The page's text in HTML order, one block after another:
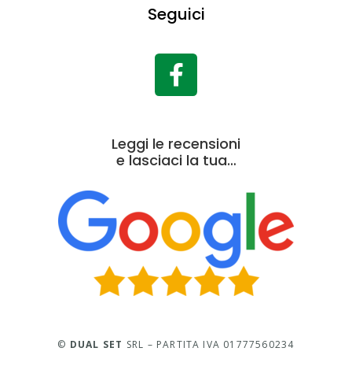
Seguici
Leggi le recensioni
e lasciaci la tua…
© DUAL SET SRL – PARTITA IVA 01777560234